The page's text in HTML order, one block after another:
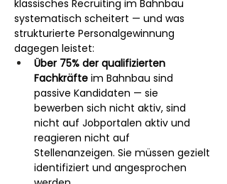
klassisches Recruiting im Bahnbau
systematisch scheitert — und was
strukturierte Personalgewinnung
dagegen leistet:
Über 75% der qualifizierten
Fachkräfte im Bahnbau sind
passive Kandidaten — sie
bewerben sich nicht aktiv, sind
nicht auf Jobportalen aktiv und
reagieren nicht auf
Stellenanzeigen. Sie müssen gezielt
identifiziert und angesprochen